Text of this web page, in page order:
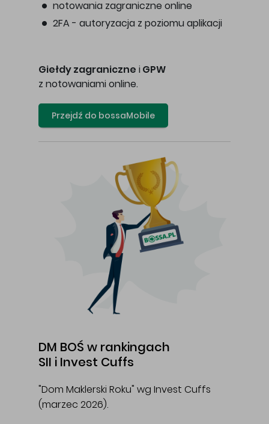
notowania zagraniczne online
2FA - autoryzacja z poziomu aplikacji
Giełdy zagraniczne i GPW
z notowaniami online.
Przejdź do bossaMobile
DM BOŚ w rankingach
SII i Invest Cuffs
"Dom Maklerski Roku" wg Invest Cuffs
(marzec 2026).